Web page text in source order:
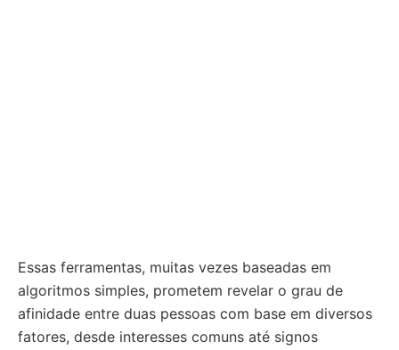
Essas ferramentas, muitas vezes baseadas em
algoritmos simples, prometem revelar o grau de
afinidade entre duas pessoas com base em diversos
fatores, desde interesses comuns até signos